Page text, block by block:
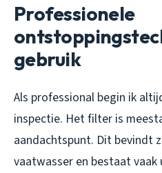
Professionele
gebruik
Als professional begin ik
inspectie. Het filter is
aandachtspunt. Dit bevindt
vaatwasser en bestaat vaak